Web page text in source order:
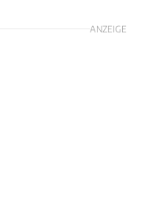
ANZEIGE